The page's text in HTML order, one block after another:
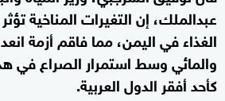
عبدالملك، إن التغيرات المناخية
الغذاء في اليمن، مما فاقم أزمة
والمائي وسط استمرار الصراع في
كأحد أفقر الدول العربية.